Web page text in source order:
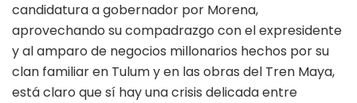
candidatura a gobernador por Morena,
aprovechando su compadrazgo con el expresidente
y al amparo de negocios millonarios hechos por su
clan familiar en Tulum y en las obras del Tren Maya,
está claro que sí hay una crisis delicada entre